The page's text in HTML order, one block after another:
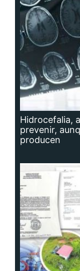
Hidrocefalia,
prevenir,
producen